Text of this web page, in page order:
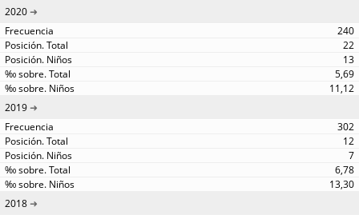
2020
240
22
13
5,69
11,12
2019
302
12
7
6,78
13,30
2018